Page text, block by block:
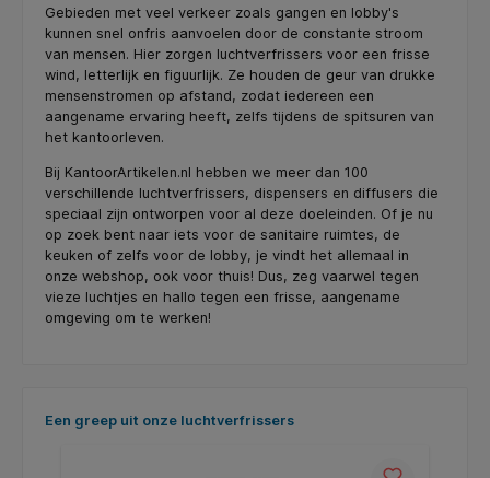
Gebieden met veel verkeer zoals gangen en lobby's
kunnen snel onfris aanvoelen door de constante stroom
van mensen. Hier zorgen luchtverfrissers voor een frisse
wind, letterlijk en figuurlijk. Ze houden de geur van drukke
mensenstromen op afstand, zodat iedereen een
aangename ervaring heeft, zelfs tijdens de spitsuren van
het kantoorleven.
Bij KantoorArtikelen.nl hebben we meer dan 100
verschillende luchtverfrissers, dispensers en diffusers die
speciaal zijn ontworpen voor al deze doeleinden. Of je nu
op zoek bent naar iets voor de sanitaire ruimtes, de
keuken of zelfs voor de lobby, je vindt het allemaal in
onze webshop, ook voor thuis! Dus, zeg vaarwel tegen
vieze luchtjes en hallo tegen een frisse, aangename
omgeving om te werken!
Skip product gallery
Een greep uit onze luchtverfrissers